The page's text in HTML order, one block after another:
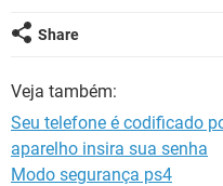
GUIA DE COMPRAS
INSTAGRAM
GUIA DE COMPRAS
Share
Veja também:
Seu telefone é codificado
aparelho insira sua senha
Modo segurança ps4